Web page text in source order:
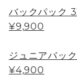
バックパック
¥9,900
ジュニアバッ
¥4,900